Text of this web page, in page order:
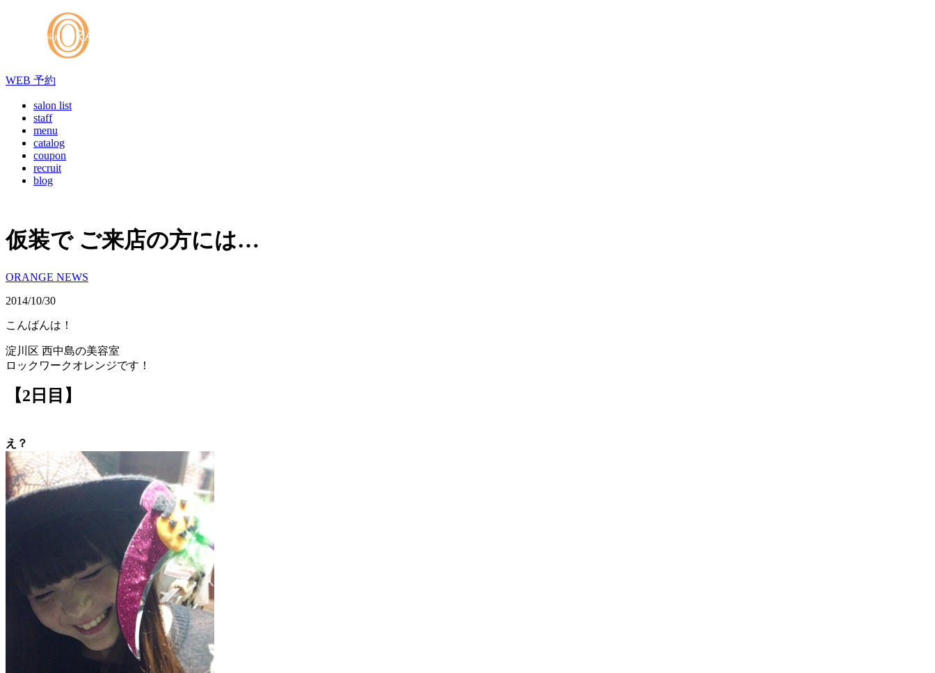
WEB 予約
salon list
staff
menu
catalog
coupon
recruit
blog
仮装で ご来店の方には…
ORANGE NEWS
2014/10/30
こんばんは！
淀川区 西中島の美容室
ロックワークオレンジです！
【2日目】
え？